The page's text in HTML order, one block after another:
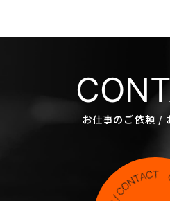
お仕事のご依頼 /